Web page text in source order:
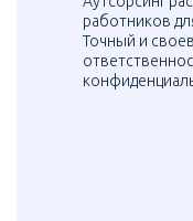
работников
Точный и